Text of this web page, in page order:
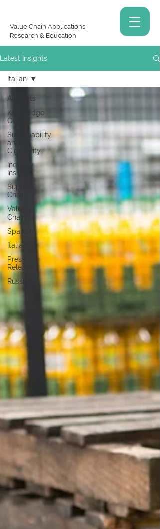
Value Chain Applications,
Research & Education
Latest Insights
All Posts
Knowledge
Center
Sustainability
and
Circularity
Industry
Insights
Supply
Chain
Value
Chain
Spanish
Italian
Press
Release
Russian
Italian